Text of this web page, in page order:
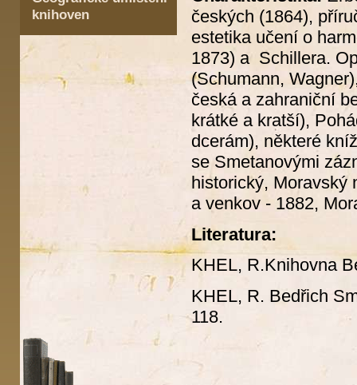
knihoven
českých (1864),
estetika učení o
1873) a Schillera.
(Schumann,
česká a zahraniční
krátké a kratší),
dcerám), některé
se Smetanovými
historický, Moravský
a venkov - 1882,
Literatura:
KHEL, R.Knihovna
KHEL, R. Bedřich
118.